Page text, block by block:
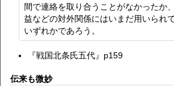
間で連絡を取り合うことがなかったか
益などの対外関係にはいまだ用いられ
いずれかであろう。
『戦国北条氏五代』p159
伝来も微妙